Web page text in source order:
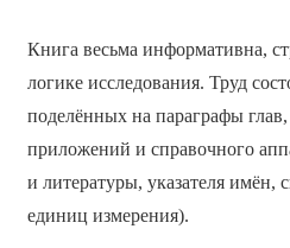
Книга весьма информативна,
логике исследования. Труд
поделённых на параграфы
приложений и справочного
и литературы, указателя имён,
единиц измерения).